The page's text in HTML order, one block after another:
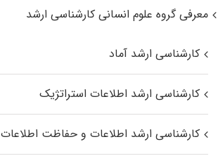
معرفی گروه علوم انسانی کارشناسی ارشد
کارشناسی ارشد آماد
کارشناسی ارشد اطلاعات استراتژیک
کارشناسی ارشد اطلاعات و حفاظت اطلاعات